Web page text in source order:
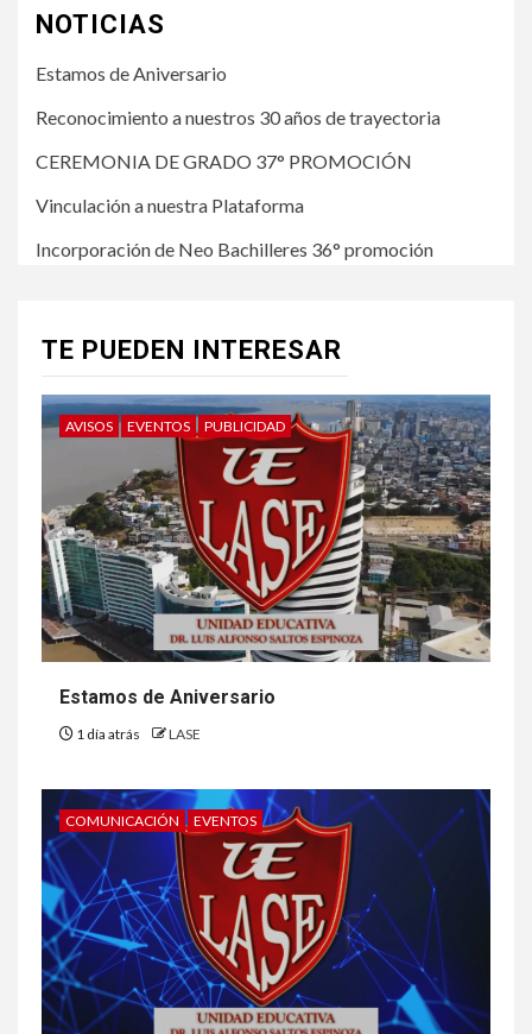
NOTICIAS
Estamos de Aniversario
Reconocimiento a nuestros 30 años de trayectoria
CEREMONIA DE GRADO 37° PROMOCIÓN
Vinculación a nuestra Plataforma
Incorporación de Neo Bachilleres 36° promoción
TE PUEDEN INTERESAR
AVISOS EVENTOS PUBLICIDAD
Estamos de Aniversario
1 día atrás LASE
COMUNICACIÓN EVENTOS